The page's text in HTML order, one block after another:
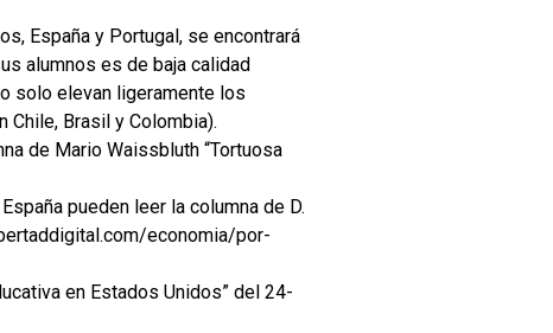
España y Portugal, se encontrará
alumnos es de baja calidad
solo elevan ligeramente los
Brasil y Colombia).
de Mario Waissbluth “Tortuosa
pueden leer la columna de D.
economia/por-
en Estados Unidos” del 24-